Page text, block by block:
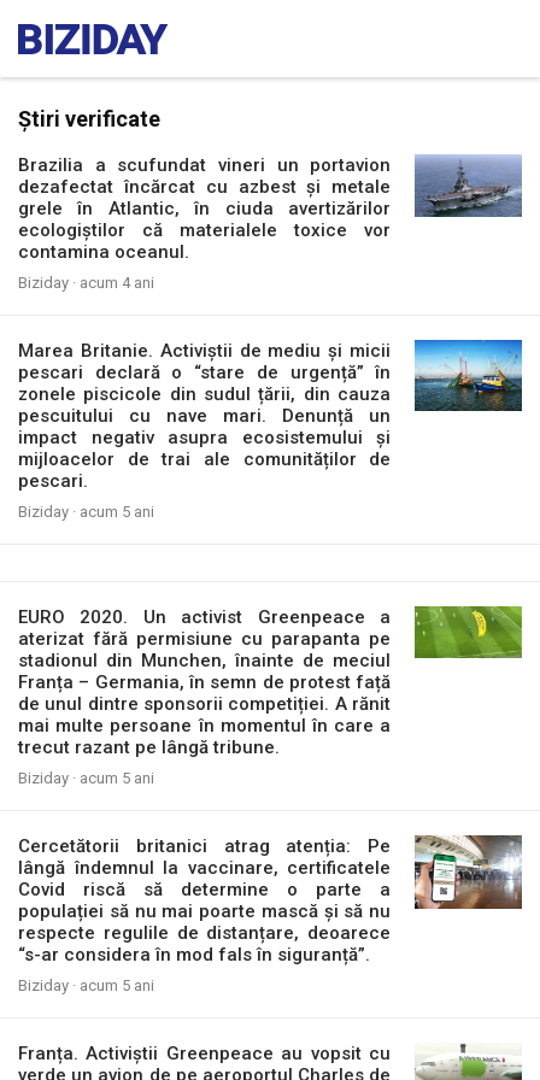
Știri verificate
Brazilia a scufundat vineri un portavion
dezafectat încărcat cu azbest și metale
grele în Atlantic, în ciuda avertizărilor
ecologiștilor că materialele toxice vor
contamina oceanul.
Biziday · acum 4 ani
Marea Britanie. Activiștii de mediu și micii
pescari declară o “stare de urgență” în
zonele piscicole din sudul țării, din cauza
pescuitului cu nave mari. Denunță un
impact negativ asupra ecosistemului și
mijloacelor de trai ale comunităților de
pescari.
Biziday · acum 5 ani
EURO 2020. Un activist Greenpeace a
aterizat fără permisiune cu parapanta pe
stadionul din Munchen, înainte de meciul
Franța – Germania, în semn de protest față
de unul dintre sponsorii competiției. A rănit
mai multe persoane în momentul în care a
trecut razant pe lângă tribune.
Biziday · acum 5 ani
Cercetătorii britanici atrag atenția: Pe
lângă îndemnul la vaccinare, certificatele
Covid riscă să determine o parte a
populației să nu mai poarte mască și să nu
respecte regulile de distanțare, deoarece
“s-ar considera în mod fals în siguranță”.
Biziday · acum 5 ani
Franța. Activiștii Greenpeace au vopsit cu
verde un avion de pe aeroportul Charles de